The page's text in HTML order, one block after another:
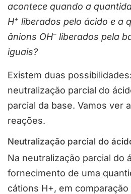
acontece quando a
H+ liberados pelo ácido e a
ânions OH– liberados pela
iguais?
Existem duas
neutralização parcial do
parcial da base. Vamos ver
reações.
Neutralização parcial do
Na neutralização parcial do
fornecimento de uma
cátions H+, em comparação